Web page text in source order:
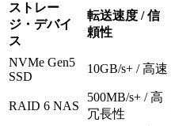
ストレー
ジ・デバイ
ス
転送速度 / 信
頼性
NVMe Gen5
SSD
10GB/s+ / 高速
RAID 6 NAS
500MB/s+ / 高
冗長性